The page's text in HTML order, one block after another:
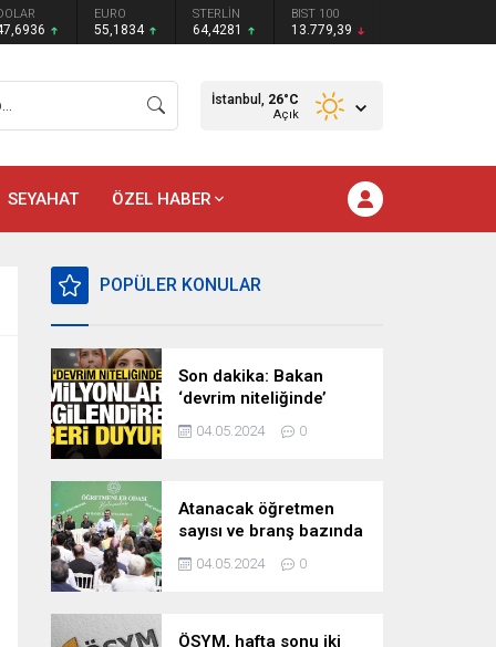
EURO
55,1834
STERLİN
64,4281
BIST 100
13.779,39
İstanbul, 26°C
Açık
SEYAHAT ÖZEL HABER
POPÜLER KONULAR
Son dakika: Bakan
‘devrim niteliğinde’
deyip duyurdu!
Milyonları ilgilendiren
04.05.2024 0
Atanacak öğretmen
sayısı ve branş bazında
kontenjan dağılımları
pazartesi belli oluyor
04.05.2024 0
ÖSYM, hafta sonu iki